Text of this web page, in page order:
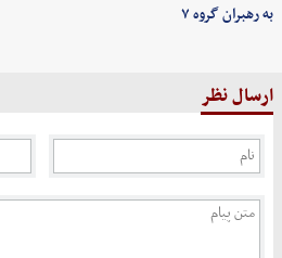
به رهبران گروه ۷
ارسال نظر